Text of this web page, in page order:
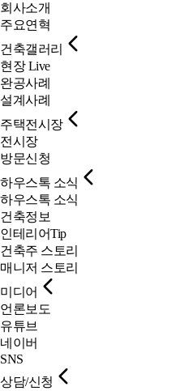
회사소개
주요연혁
건축갤러리
현장 Live
완공사례
설계사례
주택전시장
전시장
방문신청
하우스톡 소식
하우스톡 소식
건축정보
인테리어Tip
건축주 스토리
매니저 스토리
미디어
언론보도
유튜브
네이버
SNS
상담/신청